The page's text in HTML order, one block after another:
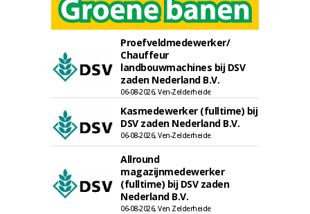
Proefveldmedewerker/
Chauffeur
landbouwmachines bij DSV
zaden Nederland B.V.
06-08-2026, Ven-Zelderheide
Kasmedewerker (fulltime) bij
DSV zaden Nederland B.V.
06-08-2026, Ven-Zelderheide
Allround
magazijnmedewerker
(fulltime) bij DSV zaden
Nederland B.V.
06-08-2026, Ven Zelderheide